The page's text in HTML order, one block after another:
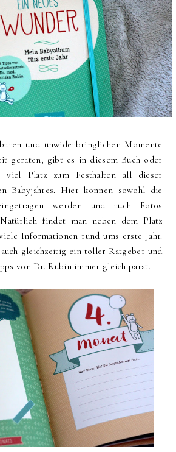
und unwiderbringlichen Momente
geraten, gibt es in diesem Buch oder
viel Platz zum Festhalten all dieser
Babyjahres. Hier können sowohl die
werden und auch Fotos
Natürlich findet man neben dem Platz
Informationen rund ums erste Jahr.
gleichzeitig ein toller Ratgeber und
von Dr. Rubin immer gleich parat.